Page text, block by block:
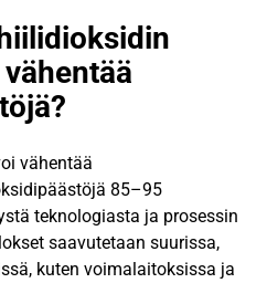
vähentää
85–95
teknologiasta ja prosessin
saavutetaan suurissa,
kuten voimalaitoksissa ja